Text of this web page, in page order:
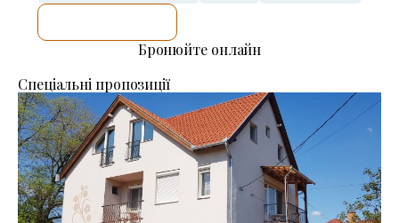
Бронюйте онлайн
Спеціальні пропозиції